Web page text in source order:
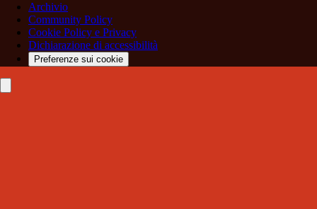
Archivio
Community Policy
Cookie Policy e Privacy
Dichiarazione di accessibilità
Preferenze sui cookie